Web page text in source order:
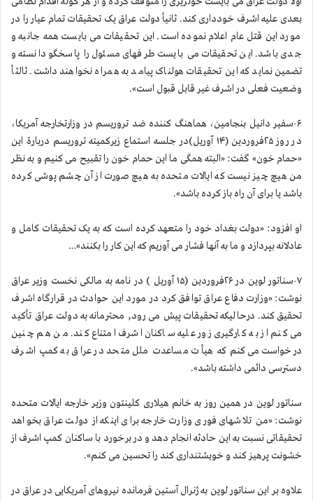
بعدی علیه اشرف خودداری کند. ثانیأ دولت عراق یک تحقیقات تمام عیار را در
مورد این قتل عام اعلام نموده است. این تحقیقات می بایست همه جانبه و
جدی باشد. این تحقیقات می بایست طرفهای مسئول را پاسخگو دانسته و
تضمین نماید که این تحقیقات هولناک پیامد به همراه نخواهند داشت. ثالثأ
وضعیت فعلی در اشرف غیر قابل قبول است».
۶-سفیر دانیل بنجامین، هماهنگ کننده ضد تروریسم در وزارتخارجه آمریکا،
در روز ۲۵فروردین (۱۴ آوریل)در جلسه استماع زیرکمیته تروریسم دربارة این
«حمام خون» گفت: «البته همگی ما این حمام خون را تقبیح می کنیم و به نظر
من هیچ چیز نیست که ایالات متحده به هیچ صورت از آن چشم پوشی کرده
باشد یا برای آن راه باز کرده باشد».
او افزود: «دولت بغداد خود را متعهد کرده است که به یک تحقیقات کامل و
عادلانه بپردازد و ما به آنها فشار می آوریم که این کار را بکنند»…
۷-سناتور لوین در ۲۶فروردین (۱۵ آوریل ) در نامه به مالکی نخست وزیر عراق
نوشت: «وزارت دفاع عراق توافق کرد در مورد این حوادث در قرارگاه اشرف
تحقیق کند. درحالیکه تحقیقات پیش می رود, محترمانه به دولت عراق تأکید
می کنم از به کارگیری زور علیه ساکنان اشرف امتناع کند. من هم چنین
درخواست می کنم که هیأت مساعدت ملل متحد در عراق به کمپ اشرف
دسترسی دائمی داشته باشد».
سناتور لوین در همین روز به خانم هیلاری کلینتون وزیر خارجه ایالات متحده
نوشت: «من تلاشهای فوری وزارت خارجه برای اینکه از دولت عراق بخواهد
تحقیقاتی نسبت به این حادثه انجام دهد و در برخورد با ساکنان کمپ اشرف از
خشونت پرهیز کند و خویشتنداری کند را تحسین می کنم».
علاوه بر این سناتور لوین به ژنرال آستین فرمانده نیروهای آمریکایی در عراق در